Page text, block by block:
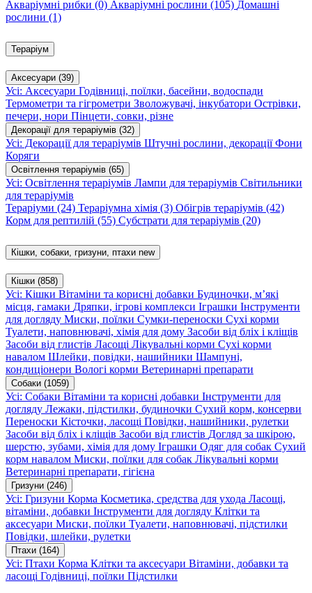
Акваріумні рибки (0) Акваріумні рослини (105) Домашні
рослини (1)
Тераріум
Аксесуари (39)
Усі: Аксесуари Годівниці, поїлки, басейни, водоспади
Термометри та гігрометри Зволожувачі, інкубатори Острівки,
печери, нори Пінцети, совки, різне
Декорації для тераріумів (32)
Усі: Декорації для тераріумів Штучні рослини, декораціїФони
Коряги
Освітлення тераріумів (65)
Усі: Освітлення тераріумів Лампи для тераріумів Світильники
для тераріумів
Тераріуми (24) Тераріумна хімія (3) Обігрів тераріумів (42)
Корм для рептилій (55) Субстрати для тераріумів (20)
Кішки, собаки, гризуни, птахи new
Кішки (858)
Усі: Кішки Вітаміни та корисні добавки Будиночки, м’які
місця, гамаки Дряпки, ігрові комплекси Іграшки Інструменти
для догляду Миски, поїлки Сумки-переноски Сухі корми
Туалети, наповнювачі, хімія для дому Засоби від бліх і кліщів
Засоби від глистів Ласощі Лікувальні корми Сухі корми
навалом Шлейки, повідки, нашийники Шампуні,
кондиціонери Вологі корми Ветеринарні препарати
Собаки (1059)
Усі: Собаки Вітаміни та корисні добавки Інструменти для
догляду Лежаки, підстилки, будиночки Сухий корм, консерви
Переноски Кісточки, ласощі Повідки, нашийники, рулетки
Засоби від бліх і кліщів Засоби від глистів Догляд за шкірою,
шерстю, зубами, хімія для дому Іграшки Одяг для собак Сухий
корм навалом Миски, поїлки для собак Лікувальні корми
Ветеринарні препарати, гігієна
Гризуни (246)
Усі: Гризуни Корма Косметика, средства для ухода Ласощі,
вітаміни, добавки Інструменти для догляду Клітки та
аксесуари Миски, поїлки Туалети, наповнювачі, підстилки
Повідки, шлейки, рулетки
Птахи (164)
Усі: Птахи Корма Клітки та аксесуари Вітаміни, добавки та
ласощі Годівниці, поїлки Підстилки